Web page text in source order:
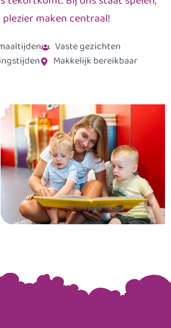
plezier maken centraal!
Vaste gezichten
Makkelijk bereikbaar